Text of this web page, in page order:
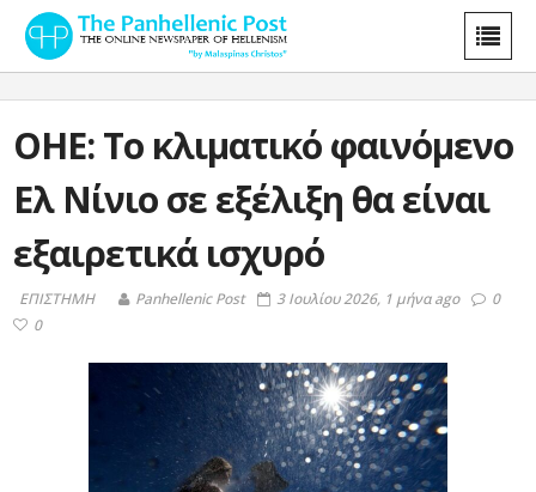
ΟΗΕ: Το κλιματικό φαινόμενο
Ελ Νίνιο σε εξέλιξη θα είναι
εξαιρετικά ισχυρό
ΕΠΙΣΤΗΜΗ Panhellenic Post 3 Ιουλίου 2026, 1 μήνα ago
0
0